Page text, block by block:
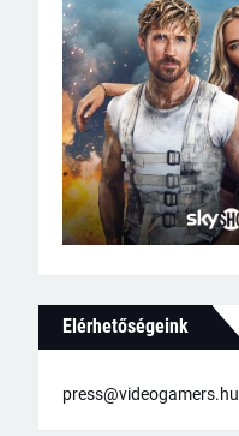
Elérhetőségeink
press@videogamers.hu